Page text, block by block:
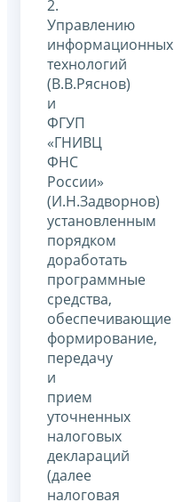
2.
Управлению
информационных
технологий
(В.В.Ряснов)
и
ФГУП
«ГНИВЦ
ФНС
России»
(И.Н.Задворнов)
установленным
порядком
доработать
программные
средства,
обеспечивающие
формирование,
передачу
и
прием
уточненных
налоговых
деклараций
(далее
налоговая